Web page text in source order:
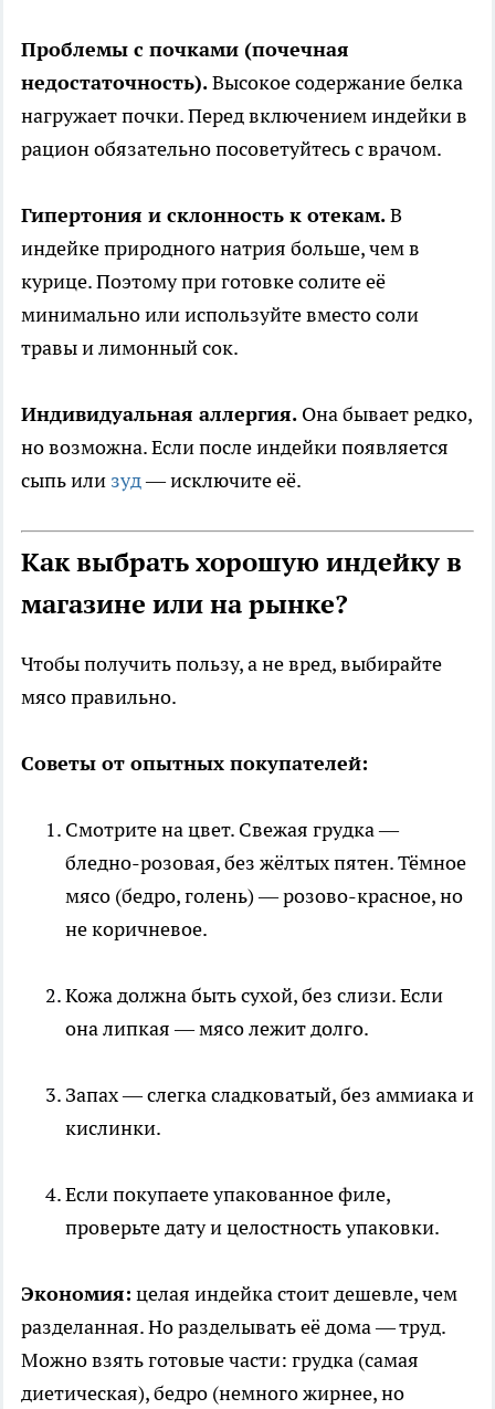
Проблемы с почками (почечная
недостаточность).Высокое содержание белка
нагружает почки. Перед включением индейки в
рацион обязательно посоветуйтесь с врачом.
Гипертония и склонность к отекам.В
индейке природного натрия больше, чем в
курице. Поэтому при готовке солите её
минимально или используйте вместо соли
травы и лимонный сок.
Индивидуальная аллергия. Она бывает редко,
но возможна. Если после индейки появляется
сыпь или зуд— исключите её.
Как выбрать хорошую индейку в
магазине или на рынке?
Чтобы получить пользу, а не вред, выбирайте
мясо правильно.
Советы от опытных покупателей:
Смотрите на цвет. Свежая грудка —
бледно-розовая, без жёлтых пятен. Тёмное
мясо (бедро, голень) — розово-красное, но
не коричневое.
Кожа должна быть сухой, без слизи. Если
она липкая — мясо лежит долго.
Запах — слегка сладковатый, без аммиака и
кислинки.
Если покупаете упакованное филе,
проверьте дату и целостность упаковки.
Экономия: целая индейка стоит дешевле, чем
разделанная. Но разделывать её дома — труд.
Можно взять готовые части: грудка (самая
диетическая), бедро (немного жирнее, но